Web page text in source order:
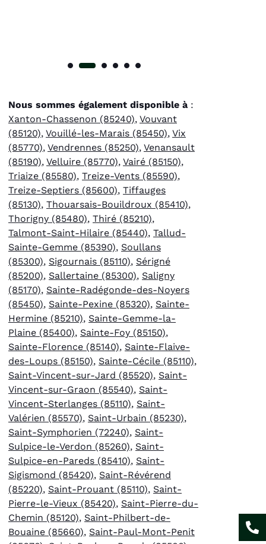
Nous sommes également disponible à :
Xanton-Chassenon (85240), Vouvant
(85120), Vouillé-les-Marais (85450), Vix
(85770), Vendrennes (85250), Venansault
(85190), Velluire (85770), Vairé (85150),
Triaize (85580), Treize-Vents (85590),
Treize-Septiers (85600), Tiffauges
(85130), Thouarsais-Bouildroux (85410),
Thorigny (85480), Thiré (85210),
Talmont-Saint-Hilaire (85440), Tallud-
Sainte-Gemme (85390), Soullans
(85300), Sigournais (85110), Sérigné
(85200), Sallertaine (85300), Saligny
(85170), Sainte-Radégonde-des-Noyers
(85450), Sainte-Pexine (85320), Sainte-
Hermine (85210), Sainte-Gemme-la-
Plaine (85400), Sainte-Foy (85150),
Sainte-Florence (85140), Sainte-Flaive-
des-Loups (85150), Sainte-Cécile (85110),
Saint-Vincent-sur-Jard (85520), Saint-
Vincent-sur-Graon (85540), Saint-
Vincent-Sterlanges (85110), Saint-
Valérien (85570), Saint-Urbain (85230),
Saint-Symphorien (72240), Saint-
Sulpice-le-Verdon (85260), Saint-
Sulpice-en-Pareds (85410), Saint-
Sigismond (85420), Saint-Révérend
(85220), Saint-Prouant (85110), Saint-
Pierre-le-Vieux (85420), Saint-Pierre-du-
Chemin (85120), Saint-Philbert-de-
Bouaine (85660), Saint-Paul-Mont-Penit